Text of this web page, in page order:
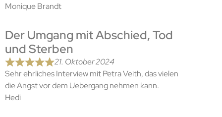
Monique Brandt
Der Umgang mit Abschied, Tod
und Sterben
21. Oktober 2024
Sehr ehrliches Interview mit Petra Veith, das vielen
die Angst vor dem Uebergang nehmen kann.
Hedi